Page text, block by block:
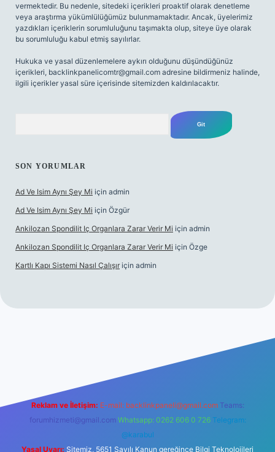
vermektedir. Bu nedenle, sitedeki içerikleri proaktif olarak denetleme
veya araştırma yükümlülüğümüz bulunmamaktadır. Ancak, üyelerimiz
yazdıkları içeriklerin sorumluluğunu taşımakta olup, siteye üye olarak
bu sorumluluğu kabul etmiş sayılırlar.
Hukuka ve yasal düzenlemelere aykırı olduğunu düşündüğünüz
içerikleri, backlinkpanelicomtr@gmail.com adresine bildirmeniz halinde,
ilgili içerikler yasal süre içerisinde sitemizden kaldırılacaktır.
SON YORUMLAR
Ad Ve Isim Aynı Şey Mi için admin
Ad Ve Isim Aynı Şey Mi için Özgür
Ankilozan Spondilit Iç Organlara Zarar Verir Mi için admin
Ankilozan Spondilit Iç Organlara Zarar Verir Mi için Özge
Kartlı Kapı Sistemi Nasıl Çalışır için admin
Reklam ve İletişim: E-mail: backlinkpaneli@gmail.com Teams:
forumhizmeti@gmail.com Whatsapp: 0262 606 0 726 Telegram:
@karabul
Yasal Uyarı: Sitemiz, 5651 Sayılı Kanun gereğince Bilgi Teknolojileri